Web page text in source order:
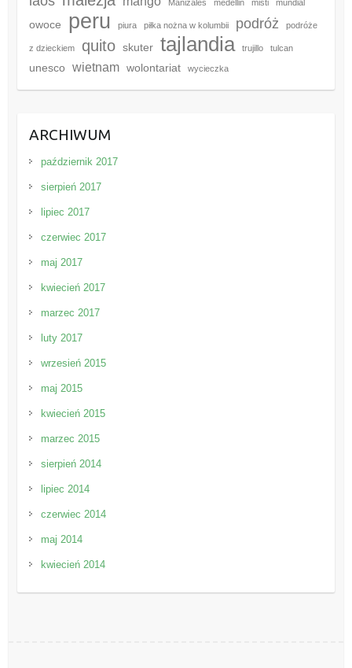
Manizales medellin misti mundial
owoce peru piura piłka nożna w kolumbii podróż podróże
z dzieckiem quito skuter tajlandia trujillo tulcan
unesco wietnam wolontariat wycieczka
ARCHIWUM
październik 2017
sierpień 2017
lipiec 2017
czerwiec 2017
maj 2017
kwiecień 2017
marzec 2017
luty 2017
wrzesień 2015
maj 2015
kwiecień 2015
marzec 2015
sierpień 2014
lipiec 2014
czerwiec 2014
maj 2014
kwiecień 2014